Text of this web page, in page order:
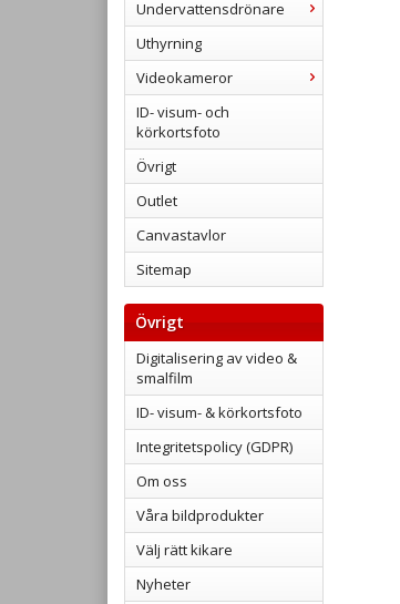
Undervattensdrönare
Uthyrning
Videokameror
ID- visum- och
körkortsfoto
Övrigt
Outlet
Canvastavlor
Sitemap
Övrigt
Digitalisering av video &
smalfilm
ID- visum- & körkortsfoto
Integritetspolicy (GDPR)
Om oss
Våra bildprodukter
Välj rätt kikare
Nyheter